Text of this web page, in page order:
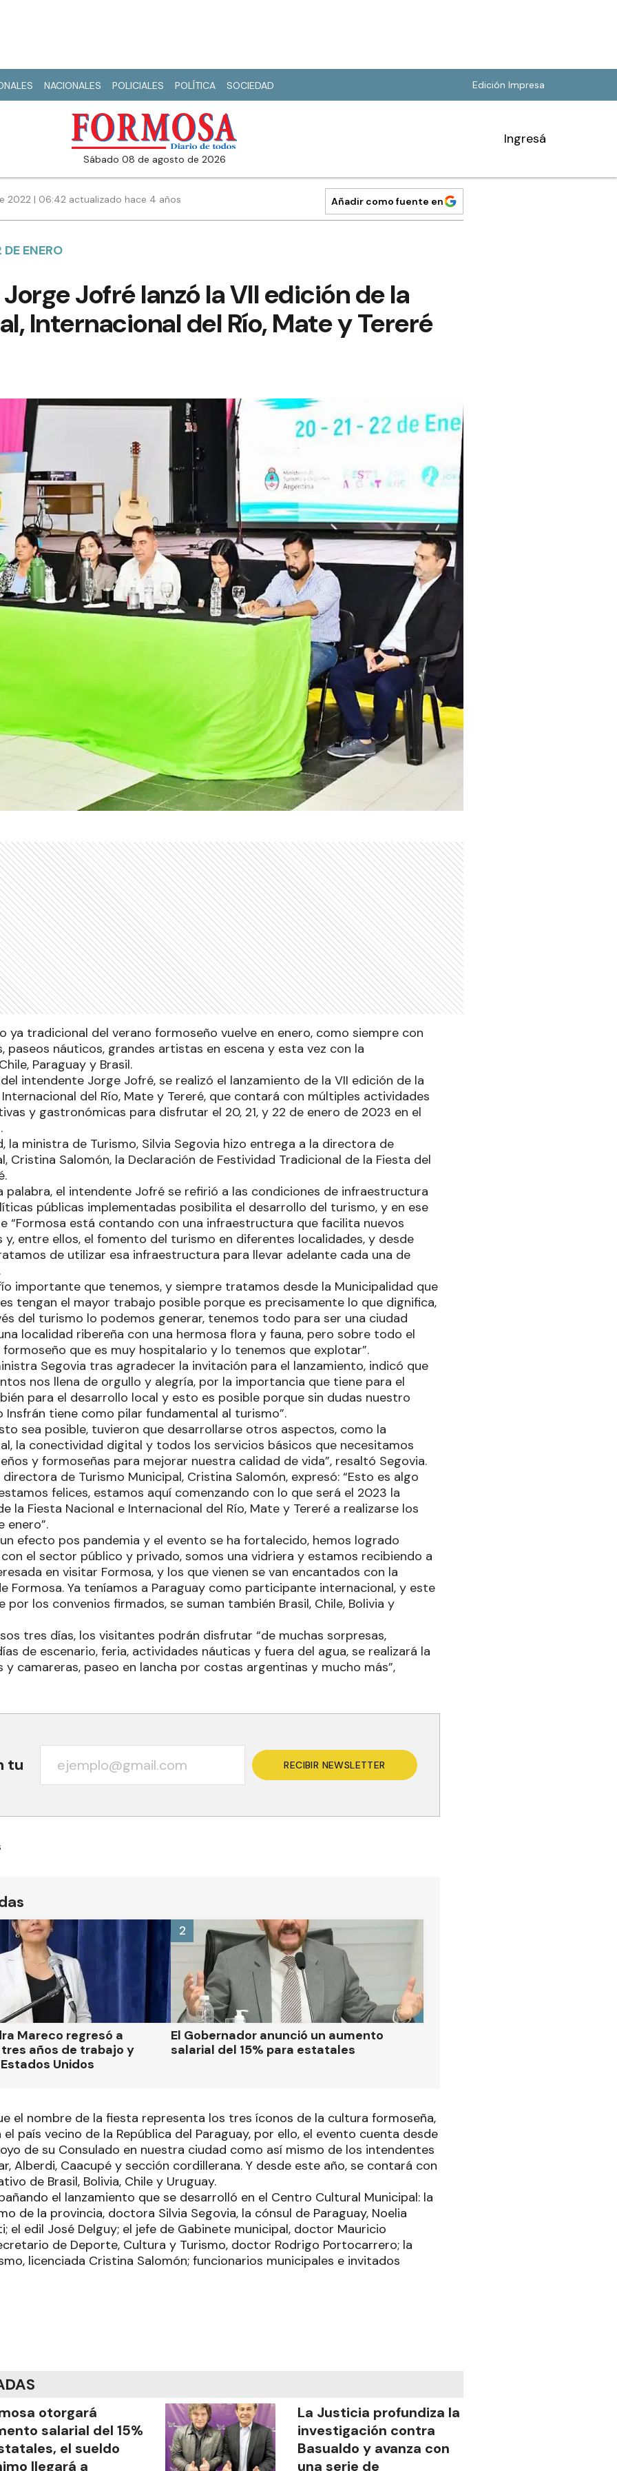
NACIONALES POLICIALES POLÍTICA SOCIEDAD Edición Impresa
sábado 08 de agosto de 2026
Ingresá
2022 | 06:42 actualizado hace 4 años Añadir como fuente en
ENERO
Jofré lanzó la VII edición de la
Internacional del Río, Mate y Tereré
ya tradicional del verano formoseño vuelve en enero, como siempre con
paseos náuticos, grandes artistas en escena y esta vez con la
Paraguay y Brasil.
intendente Jorge Jofré, se realizó el lanzamiento de la VII edición de la
del Río, Mate y Tereré, que contará con múltiples actividades
y gastronómicas para disfrutar el 20, 21, y 22 de enero de 2023 en el
la ministra de Turismo, Silvia Segovia hizo entrega a la directora de
Cristina Salomón, la Declaración de Festividad Tradicional de la Fiesta del
palabra, el intendente Jofré se refirió a las condiciones de infraestructura
públicas implementadas posibilita el desarrollo del turismo, y en ese
“Formosa está contando con una infraestructura que facilita nuevos
entre ellos, el fomento del turismo en diferentes localidades, y desde
de utilizar esa infraestructura para llevar adelante cada una de
importante que tenemos, y siempre tratamos desde la Municipalidad que
tengan el mayor trabajo posible porque es precisamente lo que dignifica,
del turismo lo podemos generar, tenemos todo para ser una ciudad
localidad ribereña con una hermosa flora y fauna, pero sobre todo el
que es muy hospitalario y lo tenemos que explotar”.
Segovia tras agradecer la invitación para el lanzamiento, indicó que
nos llena de orgullo y alegría, por la importancia que tiene para el
para el desarrollo local y esto es posible porque sin dudas nuestro
Insfrán tiene como pilar fundamental al turismo”.
sea posible, tuvieron que desarrollarse otros aspectos, como la
la conectividad digital y todos los servicios básicos que necesitamos
y formoseñas para mejorar nuestra calidad de vida”, resaltó Segovia.
de Turismo Municipal, Cristina Salomón, expresó: “Esto es algo
felices, estamos aquí comenzando con lo que será el 2023 la
la Fiesta Nacional e Internacional del Río, Mate y Tereré a realizarse los
enero”.
efecto pos pandemia y el evento se ha fortalecido, hemos logrado
el sector público y privado, somos una vidriera y estamos recibiendo a
en visitar Formosa, y los que vienen se van encantados con la
Formosa. Ya teníamos a Paraguay como participante internacional, y este
por los convenios firmados, se suman también Brasil, Chile, Bolivia y
tres días, los visitantes podrán disfrutar “de muchas sorpresas,
de escenario, feria, actividades náuticas y fuera del agua, se realizará la
y camareras, paseo en lancha por costas argentinas y mucho más”,
tu RECIBIR NEWSLETTER
Mareco regresó a
años de trabajo y
Unidos
El Gobernador anunció un aumento
salarial del 15% para estatales
2
el nombre de la fiesta representa los tres íconos de la cultura formoseña,
país vecino de la República del Paraguay, por ello, el evento cuenta desde
de su Consulado en nuestra ciudad como así mismo de los intendentes
Alberdi, Caacupé y sección cordillerana. Y desde este año, se contará con
de Brasil, Bolivia, Chile y Uruguay.
el lanzamiento que se desarrolló en el Centro Cultural Municipal: la
de la provincia, doctora Silvia Segovia, la cónsul de Paraguay, Noelia
el edil José Delguy; el jefe de Gabinete municipal, doctor Mauricio
de Deporte, Cultura y Turismo, doctor Rodrigo Portocarrero; la
licenciada Cristina Salomón; funcionarios municipales e invitados
otorgará
salarial del 15%
el sueldo
llegará a
La Justicia profundiza la
investigación contra
Basualdo y avanza con
una serie de